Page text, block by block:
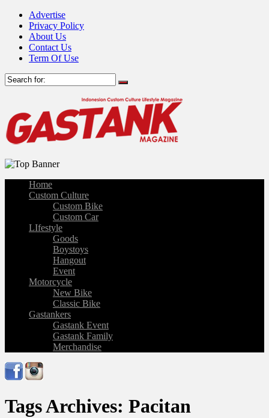
Advertise
Privacy Policy
About Us
Contact Us
Term Of Use
Home
Custom Culture
Custom Bike
Custom Car
LIfestyle
Goods
Boystoys
Hangout
Event
Motorcycle
New Bike
Classic Bike
Gastankers
Gastank Event
Gastank Family
Merchandise
Tags Archives: Pacitan